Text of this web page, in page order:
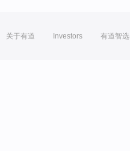
关于有道 Investors 有道智选